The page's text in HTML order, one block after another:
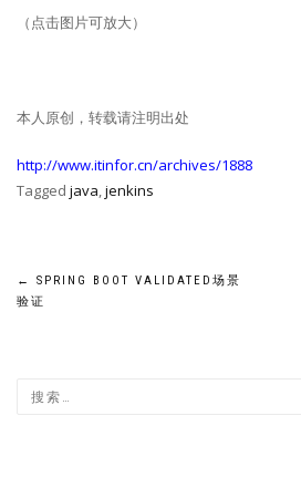
（点击图片可放大）
本人原创，转载请注明出处
http://www.itinfor.cn/archives/1888
Tagged java,jenkins
文
导
←
SPRING BOOT VALIDATED场景
验证